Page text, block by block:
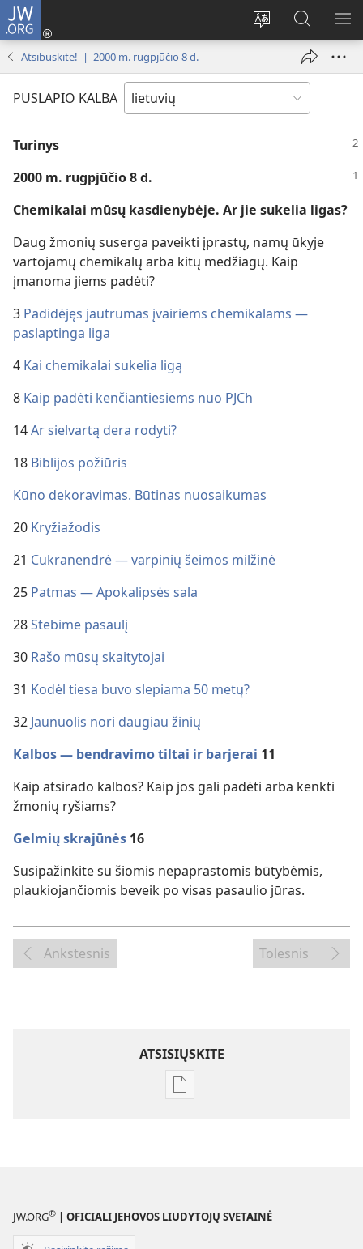
JW.ORG
Pakeisti
svetainės
Prisijungti
(atsiveria Paieška
svetainėje
JW.ORG
Atsibuskite! | 2000 m. rugpjūčio 8 d.
PUSLAPIO KALBA
Turinys
2000 m. rugpjūčio 8 d.
Chemikalai mūsų kasdienybėje. Ar jie sukelia ligas?
Daug žmonių suserga paveikti įprastų, namų ūkyje
vartojamų chemikalų arba kitų medžiagų. Kaip
įmanoma jiems padėti?
3 Padidėjęs jautrumas įvairiems chemikalams —
paslaptinga liga
4 Kai chemikalai sukelia ligą
8 Kaip padėti kenčiantiesiems nuo PJCh
14Ar sielvartą dera rodyti?
18 Biblijos požiūris
Kūno dekoravimas. Būtinas nuosaikumas
20 Kryžiažodis
21 Cukranendrė — varpinių šeimos milžinė
25 Patmas — Apokalipsės sala
28Stebime pasaulį
30 Rašo mūsų skaitytojai
31 Kodėl tiesa buvo slepiama 50 metų?
32 Jaunuolis nori daugiau žinių
Kalbos — bendravimo tiltai ir barjerai 11
Kaip atsirado kalbos? Kaip jos gali padėti arba kenkti
žmonių ryšiams?
Gelmių skrajūnės 16
Susipažinkite su šiomis nepaprastomis būtybėmis,
plaukiojančiomis beveik po visas pasaulio jūras.
Ankstesnis Tolesnis
ATSISIŲSKITE
Skaitmeninių
rugpjūčio 8 d.
JW.ORG® | OFICIALI JEHOVOS LIUDYTOJŲ SVETAINĖ